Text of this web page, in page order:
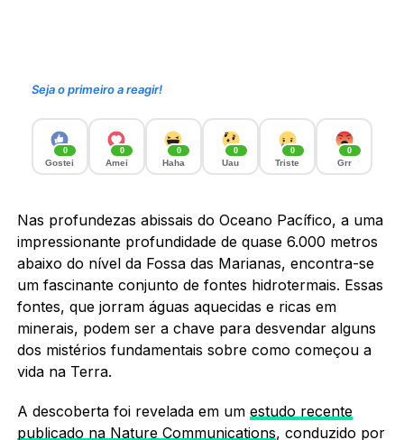
Seja o primeiro a reagir!
0
Gostei
0
Amei
0
Haha
0
Uau
0
Triste
0
Grr
Nas profundezas abissais do Oceano Pacífico, a uma
impressionante profundidade de quase 6.000 metros
abaixo do nível da Fossa das Marianas, encontra-se
um fascinante conjunto de fontes hidrotermais. Essas
fontes, que jorram águas aquecidas e ricas em
minerais, podem ser a chave para desvendar alguns
dos mistérios fundamentais sobre como começou a
vida na Terra.
A descoberta foi revelada em um estudo recente
publicado na Nature Communications, conduzido por